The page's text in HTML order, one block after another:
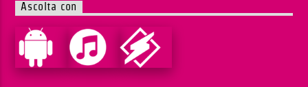
Ascolta con